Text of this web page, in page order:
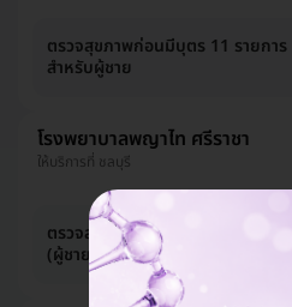
ตรวจสุขภาพก่อนมีบุตร 11 รายการ
สำหรับผู้ชาย
โรงพยาบาลพญาไท ศรีราชา
ให้บริการที่ ชลบุรี
ตรวจสุขภาพก่อนแต่งงาน 11 รายการ
(ผู้ชาย 25 ปีขึ้นไป)